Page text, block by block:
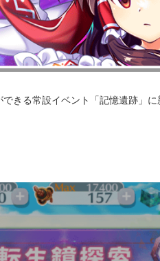
きる常設イベント「記憶遺跡」